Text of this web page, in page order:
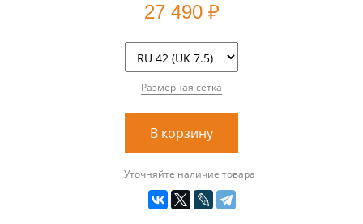
27 490 ₽
Размерная сетка
В корзину
Уточняйте наличие товара